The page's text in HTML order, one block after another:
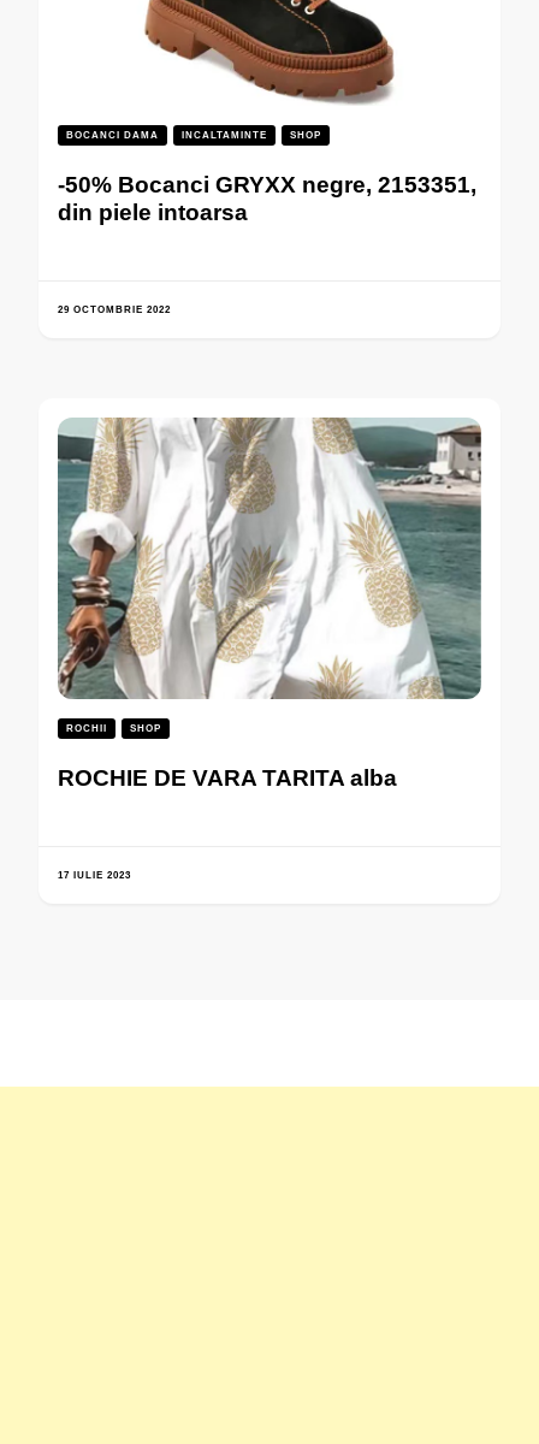
BOCANCI DAMA INCALTAMINTE SHOP
-50% Bocanci GRYXX negre, 2153351,
din piele intoarsa
29 OCTOMBRIE 2022
ROCHII SHOP
ROCHIE DE VARA TARITA alba
17 IULIE 2023